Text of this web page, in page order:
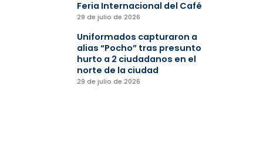
Feria Internacional del Café
29 de julio de 2026
Uniformados capturaron a
alias “Pocho” tras presunto
hurto a 2 ciudadanos en el
norte de la ciudad
29 de julio de 2026